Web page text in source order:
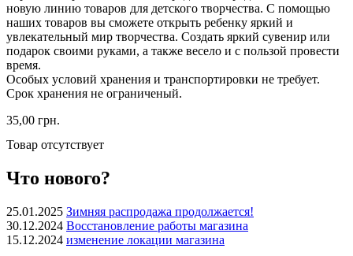
новую линию товаров для детского творчества. С помощью
наших товаров вы сможете открыть ребенку яркий и
увлекательный мир творчества. Создать яркий сувенир или
подарок своими руками, а также весело и с пользой провести
время.
Особых условий хранения и транспортировки не требует.
Срок хранения не ограниченый.
35,00 грн.
Товар отсутствует
Что нового?
25.01.2025 Зимняя распродажа продолжается!
30.12.2024 Восстановление работы магазина
15.12.2024 изменение локации магазина